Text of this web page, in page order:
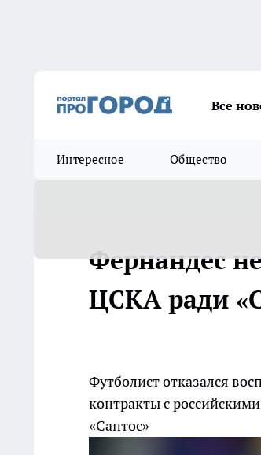
Все
Интересное Общество
Фернандес
ЦСКА ради
Футболист отказался
контракты с
«Сантос»